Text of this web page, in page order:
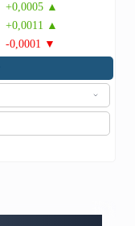
+0,0005 ▲
+0,0011 ▲
-0,0001 ▼